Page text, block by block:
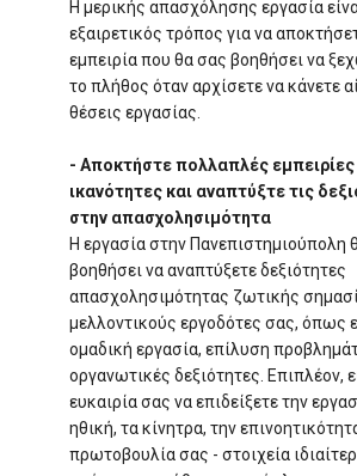
Η μερικής απασχόλησης εργασία
εξαιρετικός τρόπος για να
εμπειρία που θα σας βοηθήσει να
το πλήθος όταν αρχίσετε να κάνετε
θέσεις εργασίας.
- Αποκτήστε πολλαπλές εμπειρίες
ικανότητες και αναπτύξτε τις
στην απασχολησιμότητα
Η εργασία στην Πανεπιστημιούπολη
βοηθήσει να αναπτύξετε δεξιότητες
απασχολησιμότητας ζωτικής
μελλοντικούς εργοδότες σας, όπως
ομαδική εργασία, επίλυση
οργανωτικές δεξιότητες. Επιπλέον,
ευκαιρία σας να επιδείξετε την
ηθική, τα κίνητρα, την
πρωτοβουλία σας - στοιχεία